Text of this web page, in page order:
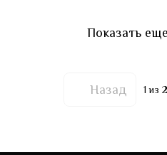
Показать
Назад 1 из 2